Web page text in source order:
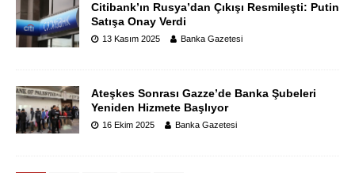
Citibank’ın Rusya’dan Çıkışı Resmileşti: Putin
Satışa Onay Verdi
13 Kasım 2025 Banka Gazetesi
Ateşkes Sonrası Gazze’de Banka Şubeleri
Yeniden Hizmete Başlıyor
16 Ekim 2025 Banka Gazetesi